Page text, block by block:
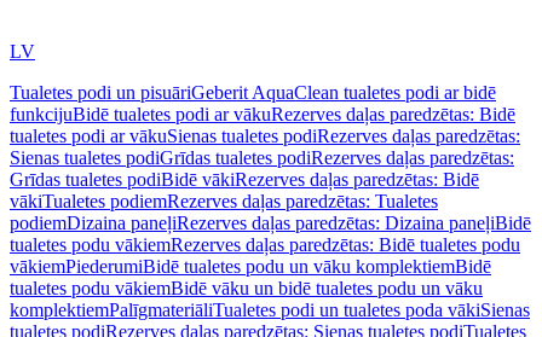
LV
Tualetes podi un pisuāriGeberit AquaClean tualetes podi ar bidē
funkcijuBidē tualetes podi ar vākuRezerves daļas paredzētas: Bidē
tualetes podi ar vākuSienas tualetes podiRezerves daļas paredzētas:
Sienas tualetes podiGrīdas tualetes podiRezerves daļas paredzētas:
Grīdas tualetes podiBidē vākiRezerves daļas paredzētas: Bidē
vākiTualetes podiemRezerves daļas paredzētas: Tualetes
podiemDizaina paneļiRezerves daļas paredzētas: Dizaina paneļiBidē
tualetes podu vākiemRezerves daļas paredzētas: Bidē tualetes podu
vākiemPiederumiBidē tualetes podu un vāku komplektiemBidē
tualetes podu vākiemBidē vāku un bidē tualetes podu un vāku
komplektiemPalīgmateriāliTualetes podi un tualetes poda vākiSienas
tualetes podiRezerves daļas paredzētas: Sienas tualetes podiTualetes